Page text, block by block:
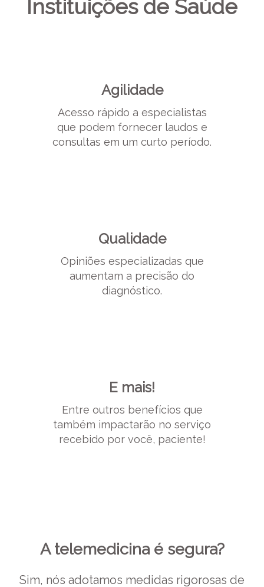
Instituições de Saúde
Agilidade
Acesso rápido a especialistas
que podem fornecer laudos e
consultas em um curto período.
Qualidade
Opiniões especializadas que
aumentam a precisão do
diagnóstico.
E mais!
Entre outros benefícios que
também impactarão no serviço
recebido por você, paciente!
A telemedicina é segura?
Sim, nós adotamos medidas rigorosas de